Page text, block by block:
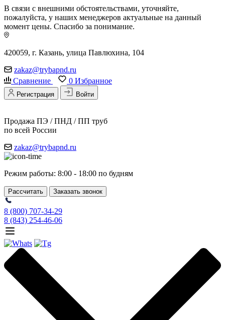
В связи с внешними обстоятельствами, уточняйте,
пожалуйста, у наших менеджеров актуальные на данный
момент цены. Спасибо за понимание.
420059, г. Казань, улица Павлюхина, 104
zakaz@trybapnd.ru
Сравнение
0 Избранное
Регистрация Войти
Продажа ПЭ / ПНД / ПП труб
по всей России
zakaz@trybapnd.ru
Режим работы: 8:00 - 18:00 по будням
Рассчитать Заказать звонок
8 (800) 707-34-29
8 (843) 254-46-06